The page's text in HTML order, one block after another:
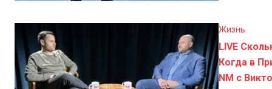
Жизнь
LIVE
Когда в
NM с